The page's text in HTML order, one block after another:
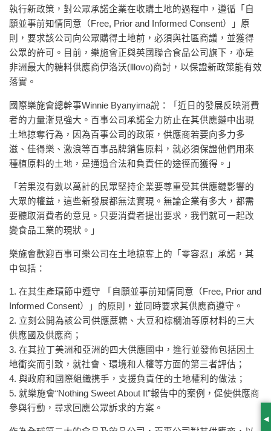
執行新政策，對公眾承諾企業在收購土地的過程中，遵循「自
願並事前知情同意（Free, Prior and Informed Consent）」原
則，要求該公司向公眾購得土地前，必須與社區商議，並獲得
公眾的許可。目前，樂施會正與英國聯合食品公司旗下，亦是
非洲最大的糖料供應商伊洛沃(lllovo)商討，以保證新政策能有效
落實。
國際樂施會總幹事Winnie Byanyima說：「近日的發展反映消費
者的力量漸見強大。百事公司承諾全力防止在其供應鏈中出現
土地掠奪行為，因為百事公司的政策，供應商若要向多力多
滋、佳得樂、激浪等百事品牌銷售原料，就必須保證他們用來
種植原料的土地，是通過合法和負責任的途徑而獲得。」
「若果沒有數以萬計的民眾堅持企業要尊重受其供應鏈影響的
大眾的權益，這些新發展都無法實現。無論企業有多大，都需
要聽取消費者的意見。只要消費者提出要求，我們就可一起改
變食品工業的現狀。」
樂施會歡迎百事可樂公司在土地掠奪上的「零容忍」承諾，其
中包括：
1. 在其生產環節中遵守 「自願並事前知情同意（Free, Prior and
Informed Consent）」的原則，並同時要求其供應商遵守。
2. 立刻公開為該公司供應蔗糖、大豆和棕櫚油等原材料的三大
供應國及供應商；
3. 在其拉丁美洲和亞洲的四大供應國中，進行並發佈包括因土
地衝突而引致，就社會、環境和人權等方面的第三者評估；
4. 與政府和國際組織携手，支援負責任的土地權利的做法；
5. 就樂施會“Nothing Sweet About It”報告中的案例，促使供應商
參與行動，尋求回應公眾訴求的方案。